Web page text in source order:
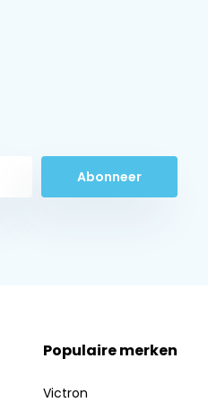
Abonneer
Populaire merken
Victron